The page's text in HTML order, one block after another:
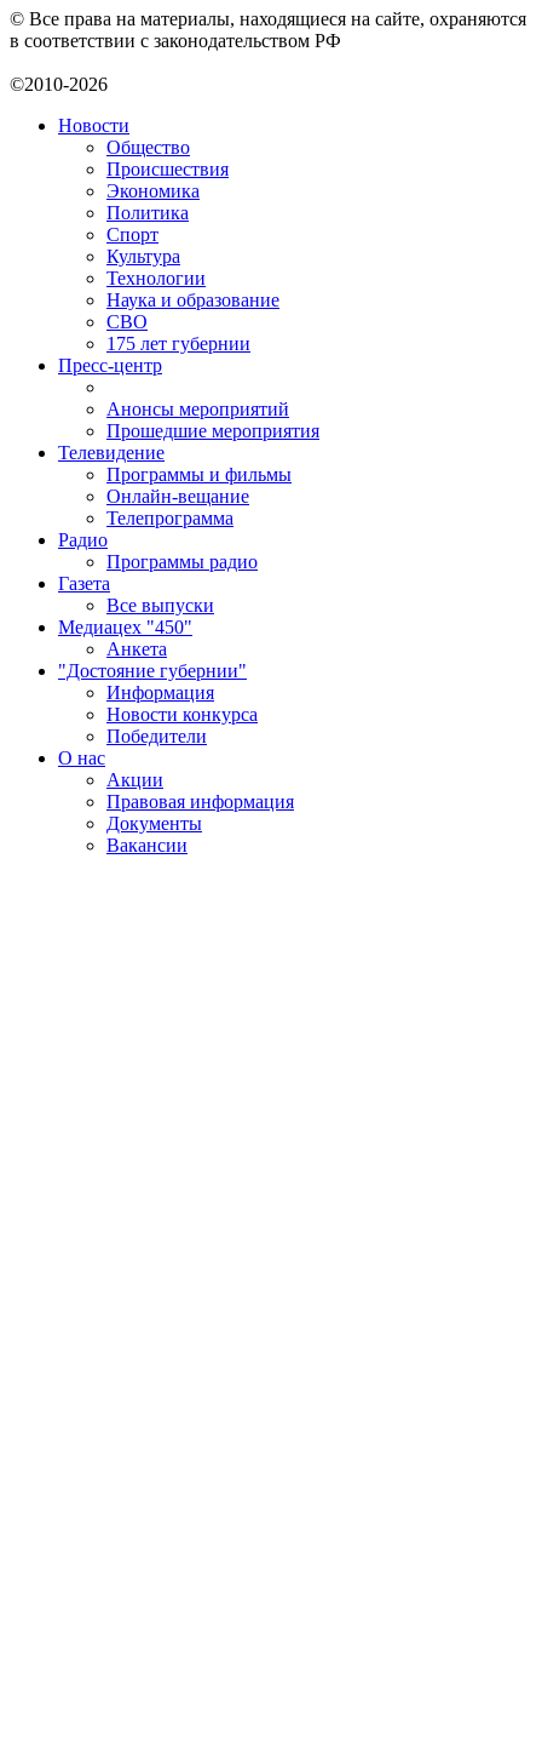
© Все права на материалы, находящиеся на сайте, охраняются
в соответствии с законодательством РФ
©2010-2026
Новости
Общество
Происшествия
Экономика
Политика
Спорт
Культура
Технологии
Наука и образование
СВО
175 лет губернии
Пресс-центр
Анонсы мероприятий
Прошедшие мероприятия
Телевидение
Программы и фильмы
Онлайн-вещание
Телепрограмма
Радио
Программы радио
Газета
Все выпуски
Медиацех "450"
Анкета
"Достояние губернии"
Информация
Новости конкурса
Победители
О нас
Акции
Правовая информация
Документы
Вакансии